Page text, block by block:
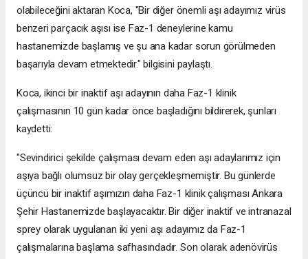
olabileceğini aktaran Koca, "Bir diğer önemli aşı adayımız virüs
benzeri parçacık aşısı ise Faz-1 deneylerine kamu
hastanemizde başlamış ve şu ana kadar sorun görülmeden
başarıyla devam etmektedir." bilgisini paylaştı.
Koca, ikinci bir inaktif aşı adayının daha Faz-1 klinik
çalışmasının 10 gün kadar önce başladığını bildirerek, şunları
kaydetti:
"Sevindirici şekilde çalışması devam eden aşı adaylarımız için
aşıya bağlı olumsuz bir olay gerçekleşmemiştir. Bu günlerde
üçüncü bir inaktif aşımızın daha Faz-1 klinik çalışması Ankara
Şehir Hastanemizde başlayacaktır. Bir diğer inaktif ve intranazal
sprey olarak uygulanan iki yeni aşı adayımız da Faz-1
çalışmalarına başlama safhasındadır. Son olarak adenövirüs